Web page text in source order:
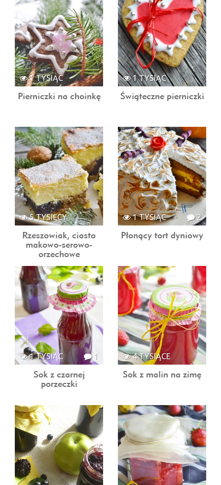
1 TYSIĄC
Pierniczki na choinkę
1 TYSIĄC
Świąteczne pierniczki
5 TYSIĘCY
Rzeszowiak, ciasto
makowo-serowo-
orzechowe
2
1 TYSIĄC
Płonący tort dyniowy
1
1 TYSIĄC
Sok z czarnej
porzeczki
4 TYSIĄCE
Sok z malin na zimę